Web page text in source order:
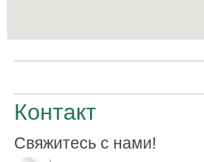
Контакт
Свяжитесь с нами!